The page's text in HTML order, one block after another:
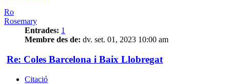
Ro
Rosemary
Entrades: 1
Membre des de: dv. set. 01, 2023 10:00 am
Re: Coles Barcelona i Baix Llobregat
Citació